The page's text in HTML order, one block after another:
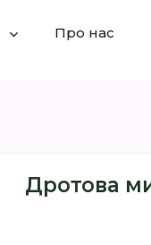
Про нас
Дротова